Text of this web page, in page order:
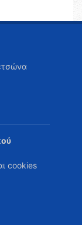
cookies